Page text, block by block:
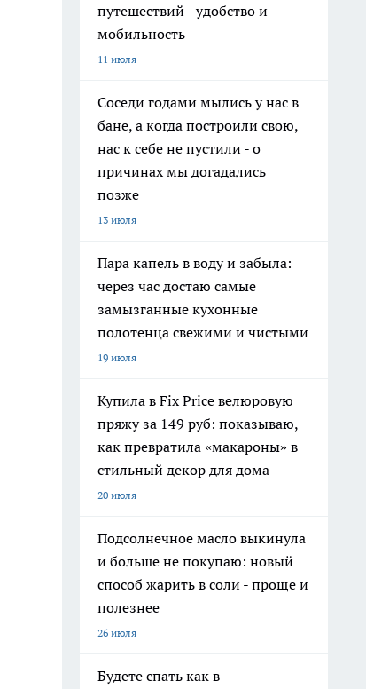
путешествий - удобство и
мобильность
11 июля
Соседи годами мылись у нас в
бане, а когда построили свою,
нас к себе не пустили - о
причинах мы догадались
позже
13 июля
Пара капель в воду и забыла:
через час достаю самые
замызганные кухонные
полотенца свежими и чистыми
19 июля
Купила в Fix Price велюровую
пряжу за 149 руб: показываю,
как превратила «макароны» в
стильный декор для дома
20 июля
Подсолнечное масло выкинула
и больше не покупаю: новый
способ жарить в соли - проще и
полезнее
26 июля
Будете спать как в